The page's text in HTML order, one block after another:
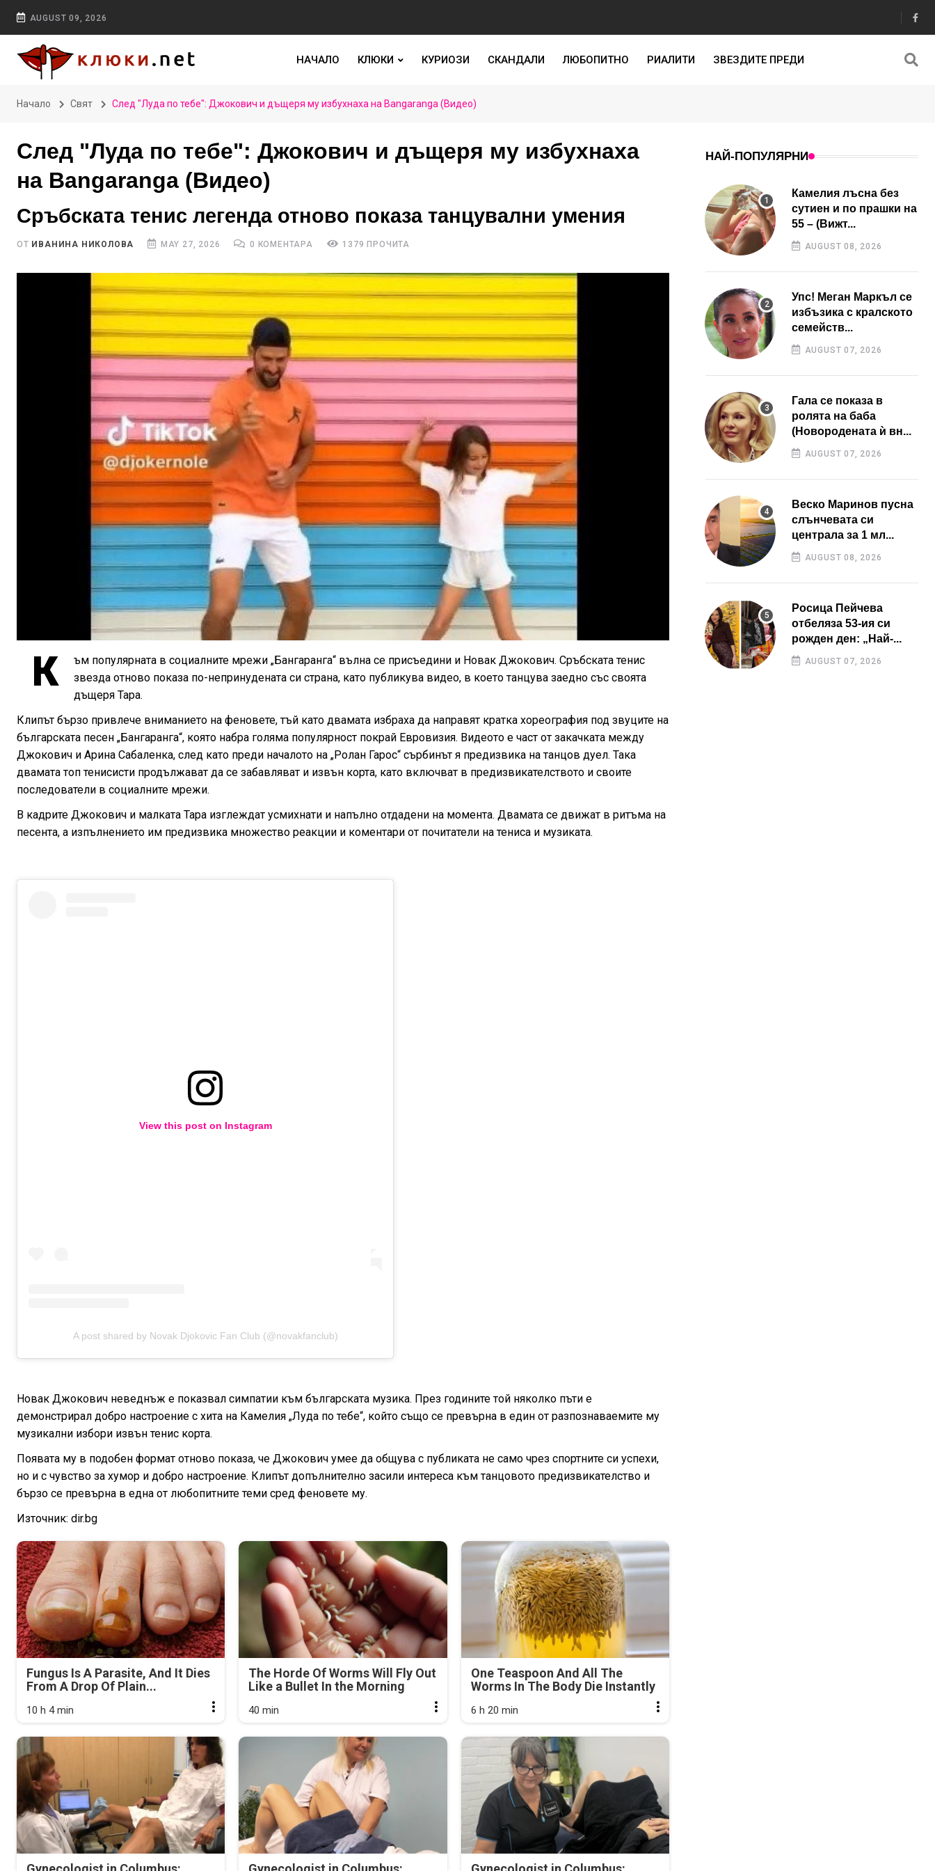
AUGUST 09, 2026
НАЧАЛО КЛЮКИ КУРИОЗИ СКАНДАЛИ ЛЮБОПИТНО РИАЛИТИ ЗВЕЗДИТЕ ПРЕДИ
Начало Свят След "Луда по тебе": Джокович и дъщеря му избухнаха на Bangaranga (Видео)
След "Луда по тебе": Джокович и дъщеря му избухнаха
на Bangaranga (Видео)
Сръбската тенис легенда отново показа танцувални умения
ОТ ИВАНИНА НИКОЛОВА MAY 27, 2026 0 КОМЕНТАРА 1379 ПРОЧИТА
К
ъм популярната в социалните мрежи „Бангаранга“ вълна се присъедини и Новак Джокович. Сръбската тенис
звезда отново показа по-непринудената си страна, като публикува видео, в което танцува заедно със своята
дъщеря Тара.
Клипът бързо привлече вниманието на феновете, тъй като двамата избраха да направят кратка хореография под звуците на
българската песен „Бангаранга“, която набра голяма популярност покрай Евровизия. Видеото е част от закачката между
Джокович и Арина Сабаленка, след като преди началото на „Ролан Гарос“ сърбинът я предизвика на танцов дуел. Така
двамата топ тенисисти продължават да се забавляват и извън корта, като включват в предизвикателството и своите
последователи в социалните мрежи.
В кадрите Джокович и малката Тара изглеждат усмихнати и напълно отдадени на момента. Двамата се движат в ритъма на
песента, а изпълнението им предизвика множество реакции и коментари от почитатели на тениса и музиката.
View this post on Instagram
A post shared by Novak Djokovic Fan Club (@novakfanclub)
Новак Джокович неведнъж е показвал симпатии към българската музика. През годините той няколко пъти е
демонстрирал добро настроение с хита на Камелия „Луда по тебе“, който също се превърна в един от разпознаваемите му
музикални избори извън тенис корта.
Появата му в подобен формат отново показа, че Джокович умее да общува с публиката не само чрез спортните си успехи,
но и с чувство за хумор и добро настроение. Клипът допълнително засили интереса към танцовото предизвикателство и
бързо се превърна в една от любопитните теми сред феновете му.
Източник: dir.bg
Fungus Is A Parasite, And It Dies
From A Drop Of Plain...
10 h 4 min
The Horde Of Worms Will Fly Out
Like a Bullet In the Morning
40 min
One Teaspoon And All The
Worms In The Body Die Instantly
6 h 20 min
НАЙ-ПОПУЛЯРНИ
Камелия лъсна без
сутиен и по прашки на
55 – (Вижт...
AUGUST 08, 2026
Упс! Меган Маркъл се
избъзика с кралското
семейств...
AUGUST 07, 2026
Гала се показа в
ролята на баба
(Новородената ѝ вн...
AUGUST 07, 2026
Веско Маринов пусна
слънчевата си
централа за 1 мл...
AUGUST 08, 2026
Росица Пейчева
отбеляза 53-ия си
рожден ден: „Най-...
AUGUST 07, 2026